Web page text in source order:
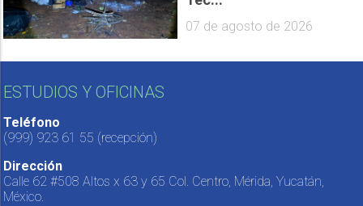
07 de agosto de 2026
ESTUDIOS Y OFICINAS
Teléfono
(999) 923 61 55 (recepción)
Dirección
Calle 62 #508 Altos x 63 y 65 Col. Centro, Mérida, Yucatán,
México.